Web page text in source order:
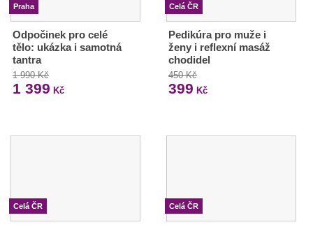
Praha
Odpočinek pro celé
tělo: ukázka i samotná
tantra
1 990 Kč
1 399 Kč
Celá ČR
Pedikúra pro muže i
ženy i reflexní masáž
chodidel
450 Kč
399 Kč
Celá ČR Celá ČR